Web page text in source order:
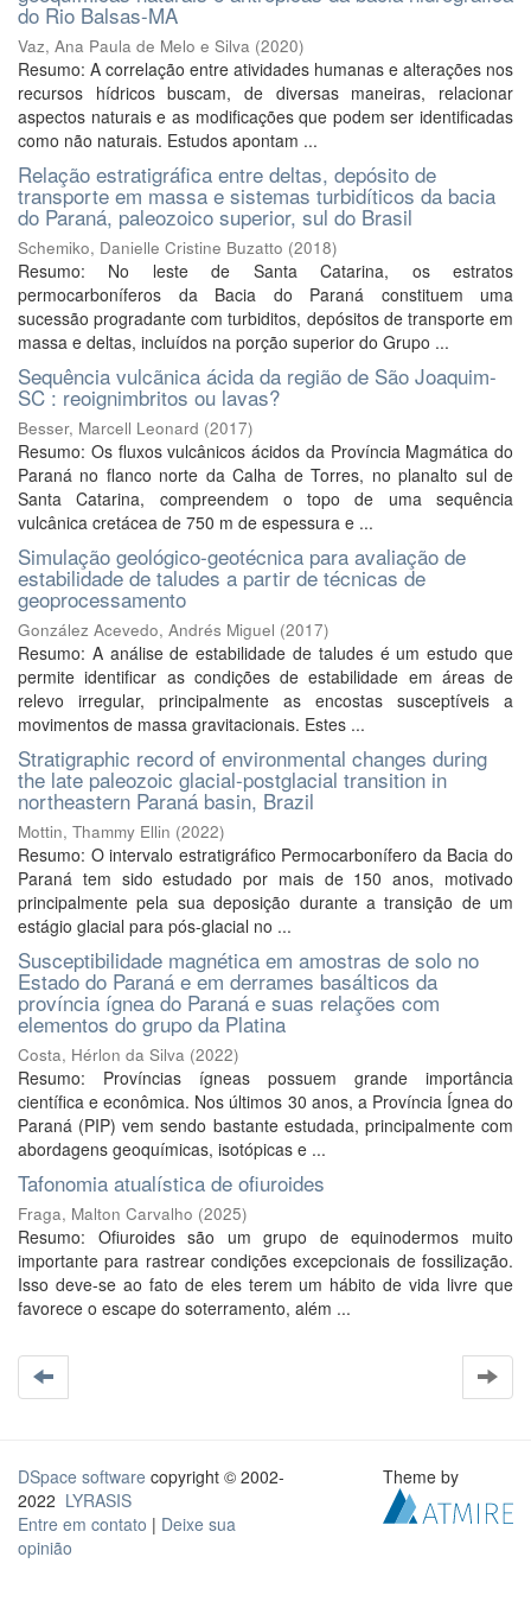
do Rio Balsas-MA
Vaz, Ana Paula de Melo e Silva (2020)
Resumo: A correlação entre atividades humanas e alterações nos
recursos hídricos buscam, de diversas maneiras, relacionar
aspectos naturais e as modificações que podem ser identificadas
como não naturais. Estudos apontam ...
Relação estratigráfica entre deltas, depósito de
transporte em massa e sistemas turbidíticos da bacia
do Paraná, paleozoico superior, sul do Brasil
Schemiko, Danielle Cristine Buzatto (2018)
Resumo: No leste de Santa Catarina, os estratos
permocarboníferos da Bacia do Paraná constituem uma
sucessão progradante com turbiditos, depósitos de transporte em
massa e deltas, incluídos na porção superior do Grupo ...
Sequência vulcãnica ácida da região de São Joaquim-
SC : reoignimbritos ou lavas?
Besser, Marcell Leonard (2017)
Resumo: Os fluxos vulcânicos ácidos da Província Magmática do
Paraná no flanco norte da Calha de Torres, no planalto sul de
Santa Catarina, compreendem o topo de uma sequência
vulcânica cretácea de 750 m de espessura e ...
Simulação geológico-geotécnica para avaliação de
estabilidade de taludes a partir de técnicas de
geoprocessamento
González Acevedo, Andrés Miguel (2017)
Resumo: A análise de estabilidade de taludes é um estudo que
permite identificar as condições de estabilidade em áreas de
relevo irregular, principalmente as encostas susceptíveis a
movimentos de massa gravitacionais. Estes ...
Stratigraphic record of environmental changes during
the late paleozoic glacial-postglacial transition in
northeastern Paraná basin, Brazil
Mottin, Thammy Ellin (2022)
Resumo: O intervalo estratigráfico Permocarbonífero da Bacia do
Paraná tem sido estudado por mais de 150 anos, motivado
principalmente pela sua deposição durante a transição de um
estágio glacial para pós-glacial no ...
Susceptibilidade magnética em amostras de solo no
Estado do Paraná e em derrames basálticos da
província ígnea do Paraná e suas relações com
elementos do grupo da Platina
Costa, Hérlon da Silva (2022)
Resumo: Províncias ígneas possuem grande importância
científica e econômica. Nos últimos 30 anos, a Província Ígnea do
Paraná (PIP) vem sendo bastante estudada, principalmente com
abordagens geoquímicas, isotópicas e ...
Tafonomia atualística de ofiuroides
Fraga, Malton Carvalho (2025)
Resumo: Ofiuroides são um grupo de equinodermos muito
importante para rastrear condições excepcionais de fossilização.
Isso deve-se ao fato de eles terem um hábito de vida livre que
favorece o escape do soterramento, além ...
DSpace software copyright © 2002-
2022 LYRASIS
Entre em contato | Deixe sua
opinião
Theme by